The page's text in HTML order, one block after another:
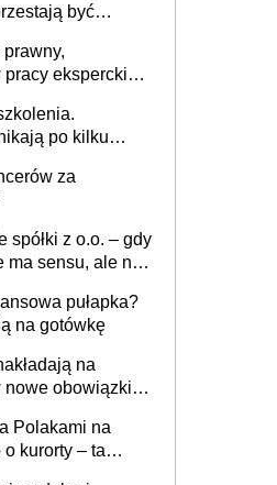
być
eksperckiej -
po kilku
za
spółki z o.o. – gdy
ma sensu, ale nie
pułapka?
na gotówkę
na
obowiązki w
Polakami na
kurorty – ta